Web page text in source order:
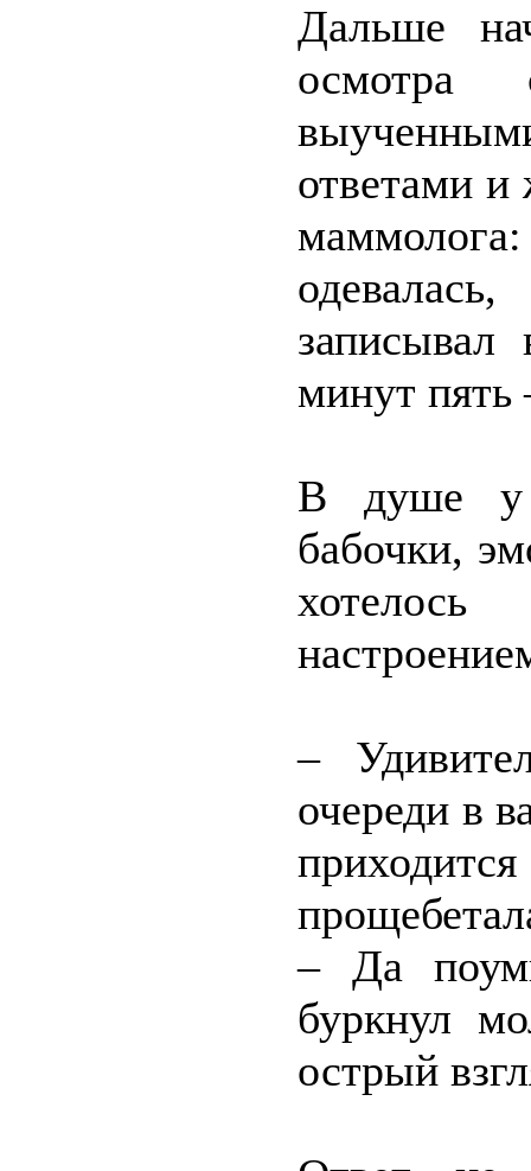
Дальше
осмотра
ответами
минут пять
В душе у
бабочки,
–
очереди в
– Да
буркнул
острый